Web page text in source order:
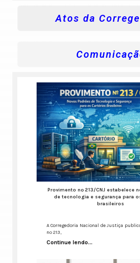
Atos da
Provimento nº 213/CNJ estabelece
de tecnologia e segurança para
brasileiros
A Corregedoria Nacional de Justiça
nº 213,
Continue lendo...